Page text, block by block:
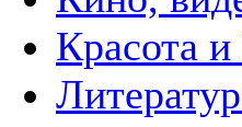
Красота